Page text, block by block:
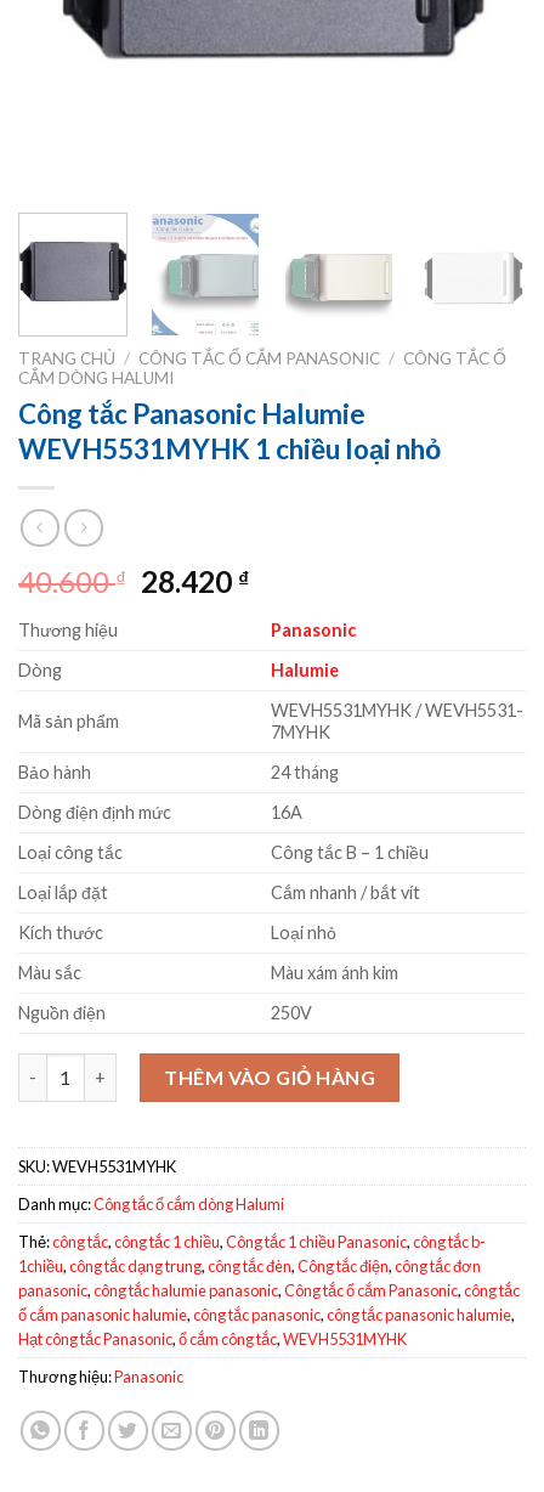
TRANG CHỦ / CÔNG TẮC Ổ CẮM PANASONIC / CÔNG TẮC Ổ
CẮM DÒNG HALUMI
Công tắc Panasonic Halumie
WEVH5531MYHK 1 chiều loại nhỏ
40.600₫
Giá
28.420 ₫Giá
tại
là:
28.420 ₫.
Thương hiệu
Panasonic
Dòng
Halumie
Mã sản phẩm
WEVH5531MYHK / WEVH5531-
7MYHK
Bảo hành
24 tháng
Dòng điện định mức
16A
Loại công tắc
Công tắc B – 1 chiều
Loại lắp đặt
Cắm nhanh / bắt vít
Kích thước
Loại nhỏ
Màu sắc
Màu xám ánh kim
Nguồn điện
250V
Công tắc Panasonic Halumie WEVH5531MYHK 1 chiều loại nhỏ
THÊM VÀO GIỎ HÀNG
SKU:WEVH5531MYHK
Danh mục:Công tắc ổ cắm dòng Halumi
Thẻ:công tắc,công tắc 1 chiều,Công tắc 1 chiều Panasonic,công tắc b-
1chiều,công tắc dạng trung,công tắc đèn,Công tắc điện,công tắc đơn
panasonic,công tắc halumie panasonic,Công tắc ổ cắm Panasonic,công tắc
ổ cắm panasonic halumie,công tắc panasonic,công tắc panasonic halumie,
Hạt công tắc Panasonic,ổ cắm công tắc,WEVH5531MYHK
Thương hiệu:Panasonic